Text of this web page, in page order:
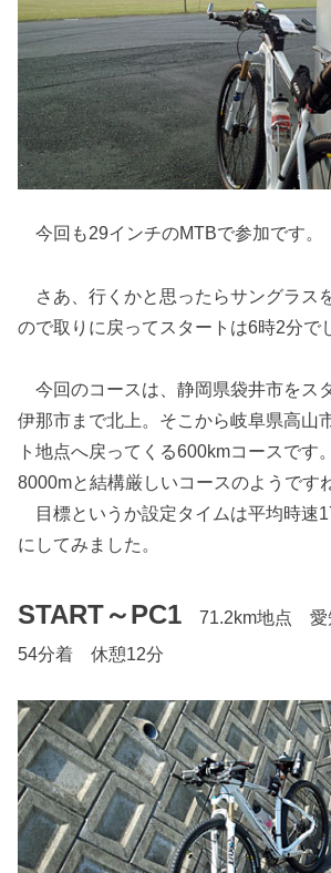
今回も29インチのMTBで参加です。
さあ、行くかと思ったらサングラス
ので取りに戻ってスタートは6時2分で
今回のコースは、静岡県袋井市をス
伊那市まで北上。そこから岐阜県高山
ト地点へ戻ってくる600kmコースです
8000mと結構厳しいコースのようです
目標というか設定タイムは平均時速
にしてみました。
START～PC1 71.2km地点 愛
54分着 休憩12分